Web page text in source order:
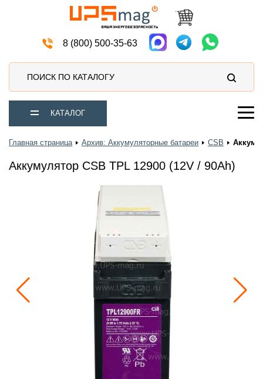
8 (800) 500-35-63
ПОИСК ПО КАТАЛОГУ
КАТАЛОГ
Главная страница Архив: Аккумуляторные батареи CSB
Аккумулятор CSB TPL 12900 (12V / 90Ah)
Автомобильные аккумуляторы